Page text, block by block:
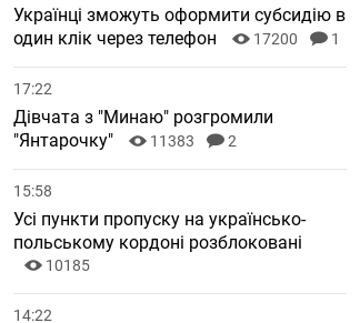
Українці зможуть оформити субсидію в
один клік через телефон
17200 1
17:22
Дівчата з "Минаю" розгромили
"Янтарочку"
11383 2
15:58
Усі пункти пропуску на українсько-
польському кордоні розблоковані
10185
14:22